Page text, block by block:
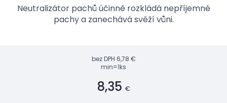
Neutralizátor pachů účinně rozkládá nepříjemné
pachy a zanechává svěží vůni.
bez DPH 6,78 €
min=1ks
8,35 €